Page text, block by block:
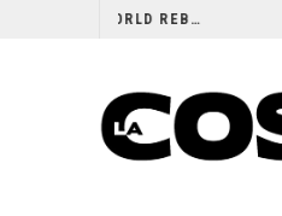
CINE